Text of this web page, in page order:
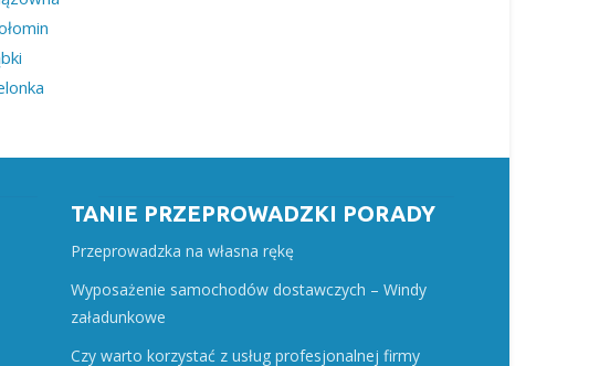
TANIE PRZEPROWADZKI PORADY
Przeprowadzka na własna rękę
Wyposażenie samochodów dostawczych – Windy
załadunkowe
Czy warto korzystać z usług profesjonalnej firmy